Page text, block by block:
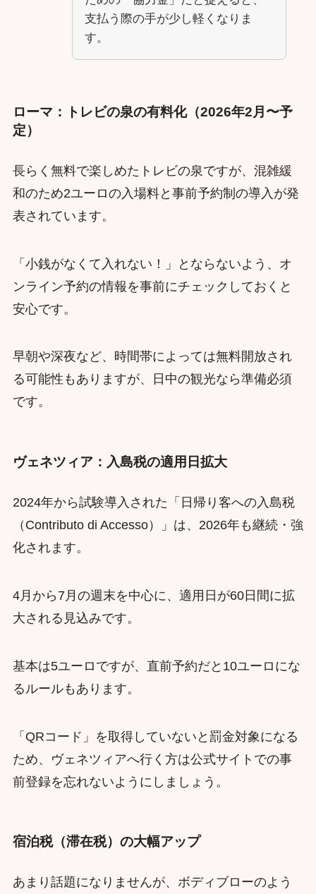
支払う際の手が少し軽くなりま
す。
ローマ：トレビの泉の有料化（2026年2月〜予
定）
長らく無料で楽しめたトレビの泉ですが、混雑緩
和のため2ユーロの入場料と事前予約制の導入が発
表されています。
「小銭がなくて入れない！」とならないよう、オ
ンライン予約の情報を事前にチェックしておくと
安心です。
早朝や深夜など、時間帯によっては無料開放され
る可能性もありますが、日中の観光なら準備必須
です。
ヴェネツィア：入島税の適用日拡大
2024年から試験導入された「日帰り客への入島税
（Contributo di Accesso）」は、2026年も継続・強
化されます。
4月から7月の週末を中心に、適用日が60日間に拡
大される見込みです。
基本は5ユーロですが、直前予約だと10ユーロにな
るルールもあります。
「QRコード」を取得していないと罰金対象になる
ため、ヴェネツィアへ行く方は公式サイトでの事
前登録を忘れないようにしましょう。
宿泊税（滞在税）の大幅アップ
あまり話題になりませんが、ボディブローのよう